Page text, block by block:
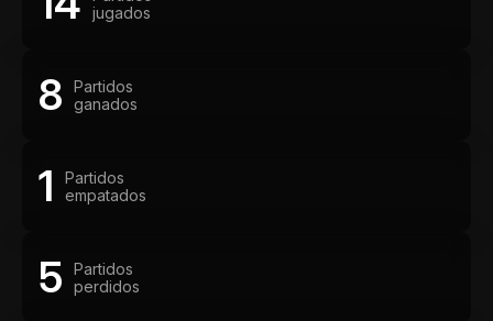
jugados
8
Partidos
ganados
1
Partidos
empatados
5
Partidos
perdidos